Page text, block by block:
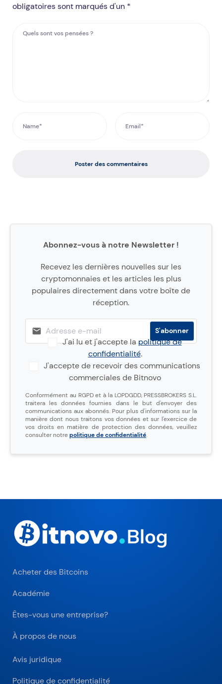
obligatoires sont marqués d'un *
Poster des commentaires
Abonnez-vous à notre Newsletter !
Recevez les dernières nouvelles sur les
cryptomonnaies et les articles les plus
populaires directement dans votre boîte de
réception.
J'ai lu et j'accepte lapolitique de
confidentialité.
J'accepte de recevoir des communications
commerciales de Bitnovo
Conformément au RGPD et à la LOPDGDD, PRESSBROKERS S.L.
traitera les données fournies dans le but d'envoyer des
communications aux abonnés. Pour plus d'informations sur la
manière dont nous traitons vos données et sur l'exercice de
vos droits en matière de protection des données, veuillez
consulter notrepolitique de confidentialité.
Acheter des Bitcoins
Académie
Êtes-vous une entreprise?
À propos de nous
Avis juridique
Politique de confidentialité